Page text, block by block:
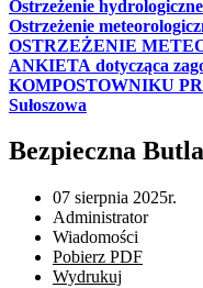
Ostrzeżenie
Ostrzeżenie
OSTRZEŻENIE
ANKIETA dotycząca
KOMPOSTOWNIKU
Sułoszowa
Bezpieczna
07 sierpnia 2025r.
Administrator
Wiadomości
Pobierz PDF
Wydrukuj